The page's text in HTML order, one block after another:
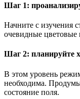
Шаг 1:
Начните с изучения
очевидные
Шаг 2: планируйте
В этом уровень
необходима.
состояние поля.